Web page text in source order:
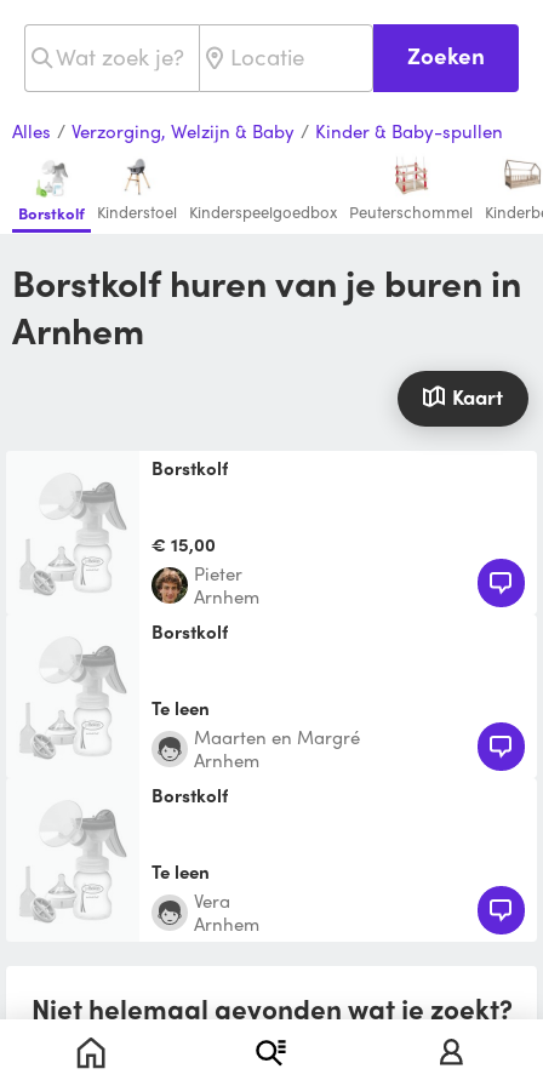
Zoeken
Alles / Verzorging, Welzijn & Baby / Kinder & Baby-spullen
Borstkolf Kinderstoel Kinderspeelgoedbox Peuterschommel
Borstkolf huren van je buren in
Arnhem
Kaart
borstkolf
€ 15,00
Pieter
Arnhem
borstkolf
Te leen
Maarten en Margré
Arnhem
Borstkolf
Te leen
Vera
Arnhem
Niet helemaal gevonden wat je zoekt?